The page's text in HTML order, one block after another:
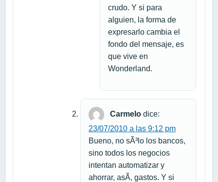
crudo. Y si para
alguien, la forma de
expresarlo cambia el
fondo del mensaje, es
que vive en
Wonderland.
Carmelo dice:
23/07/2010 a las 9:12 pm
Bueno, no sÃ³lo los bancos,
sino todos los negocios
intentan automatizar y
ahorrar, asÃ­, gastos. Y si